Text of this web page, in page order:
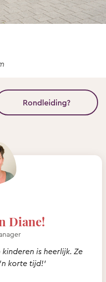
Rondleiding?
Diane!
is heerlijk. Ze
korte tijd!’